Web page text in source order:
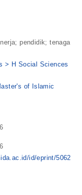
pendidik; tenaga
> H Social Sciences
of Islamic
id/eprint/5062